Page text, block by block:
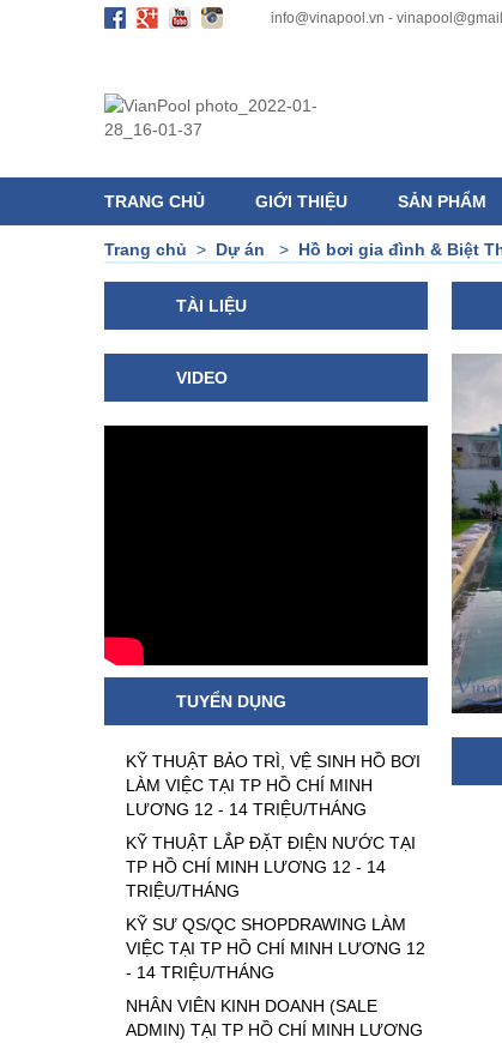
info@vinapool.vn -
TRANG CHỦ GIỚI THIỆU SẢN PHẨM
Trang chủ > Dự án > Hồ bơi gia đình & Biệt
TÀI LIỆU
VIDEO
TUYỂN DỤNG
KỸ THUẬT BẢO TRÌ, VỆ SINH HỒ BƠI
LÀM VIỆC TẠI TP HỒ CHÍ MINH
LƯƠNG 12 - 14 TRIỆU/THÁNG
KỸ THUẬT LẮP ĐẶT ĐIỆN NƯỚC TẠI
TP HỒ CHÍ MINH LƯƠNG 12 - 14
TRIỆU/THÁNG
KỸ SƯ QS/QC SHOPDRAWING LÀM
VIỆC TẠI TP HỒ CHÍ MINH LƯƠNG 12
- 14 TRIỆU/THÁNG
NHÂN VIÊN KINH DOANH (SALE
ADMIN) TẠI TP HỒ CHÍ MINH LƯƠNG